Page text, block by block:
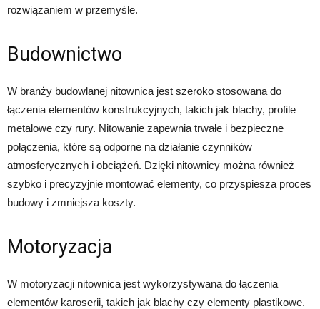
rozwiązaniem w przemyśle.
Budownictwo
W branży budowlanej nitownica jest szeroko stosowana do
łączenia elementów konstrukcyjnych, takich jak blachy, profile
metalowe czy rury. Nitowanie zapewnia trwałe i bezpieczne
połączenia, które są odporne na działanie czynników
atmosferycznych i obciążeń. Dzięki nitownicy można również
szybko i precyzyjnie montować elementy, co przyspiesza proces
budowy i zmniejsza koszty.
Motoryzacja
W motoryzacji nitownica jest wykorzystywana do łączenia
elementów karoserii, takich jak blachy czy elementy plastikowe.